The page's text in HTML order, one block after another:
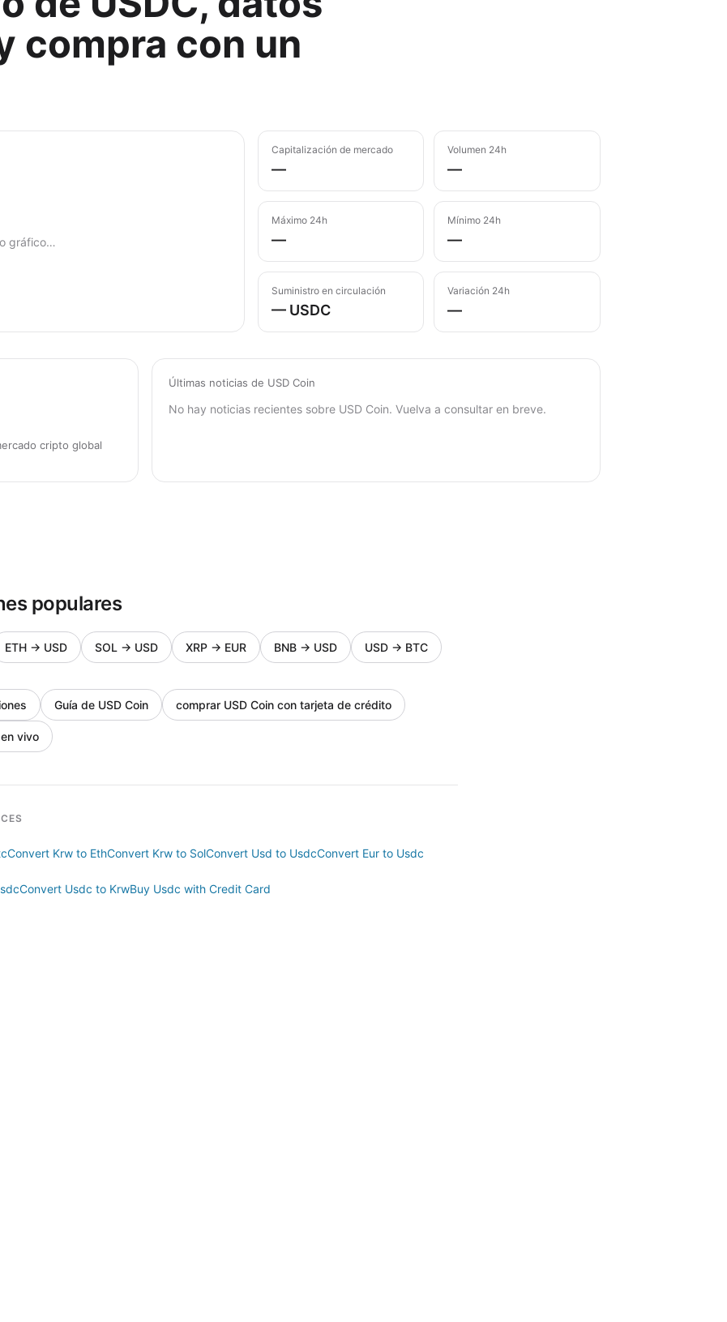
compra con un
gráfico…
Capitalización de mercado
—
Volumen 24h
—
Máximo 24h
—
Mínimo 24h
—
Suministro en circulación
— USDC
Variación 24h
—
cripto global
Últimas noticias de USD Coin
No hay noticias recientes sobre USD Coin. Vuelva a consultar en breve.
populares
ETH → USD SOL → USD XRP → EUR BNB → USD USD → BTC
Guía de USD Coin comprar USD Coin con tarjeta de crédito
vivo
Convert Krw to EthConvert Krw to SolConvert Usd to UsdcConvert Eur to Usdc
Convert Usdc to KrwBuy Usdc with Credit Card